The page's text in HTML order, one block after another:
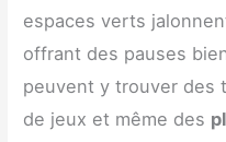
espaces verts
offrant des pauses
peuvent y trouver des
de jeux et même des